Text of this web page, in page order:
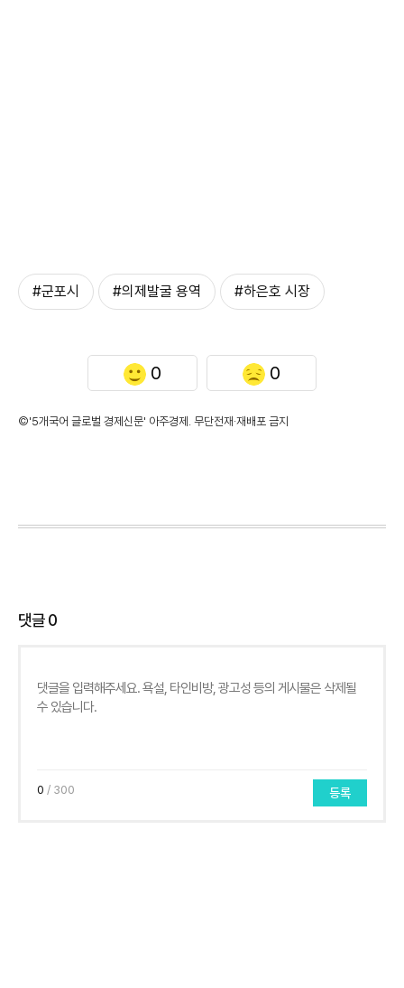
#군포시 #의제발굴 용역 #하은호 시장
0 0
©'5개국어 글로벌 경제신문' 아주경제. 무단전재·재배포 금지
댓글0
0 / 300 등록